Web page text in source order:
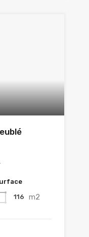
116 m2